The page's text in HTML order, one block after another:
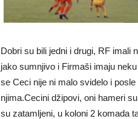
Dobri su bili jedni i drugi, RF imali
jako sumnjivo i Firmaši imaju
se Ceci nije ni malo svidelo i
njima.Cecini džipovi, oni hameri
su zatamljeni, u koloni 2 komada